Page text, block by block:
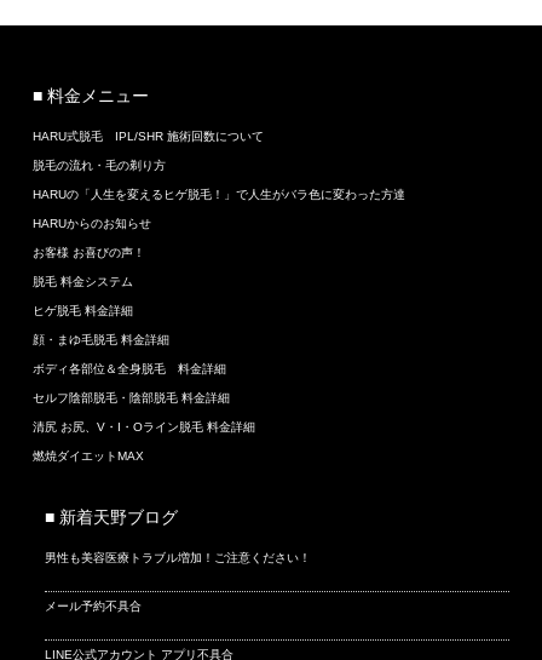
■ 料金メニュー
HARU式脱毛 IPL/SHR 施術回数について
脱毛の流れ・毛の剃り方
HARUの「人生を変えるヒゲ脱毛！」で人生がバラ色に変わった方達
HARUからのお知らせ
お客様 お喜びの声！
脱毛 料金システム
ヒゲ脱毛 料金詳細
顔・まゆ毛脱毛 料金詳細
ボディ各部位＆全身脱毛 料金詳細
セルフ陰部脱毛・陰部脱毛 料金詳細
清尻 お尻、V・I・Oライン脱毛 料金詳細
燃焼ダイエットMAX
■ 新着天野ブログ
男性も美容医療トラブル増加！ご注意ください！
メール予約不具合
LINE公式アカウント アプリ不具合